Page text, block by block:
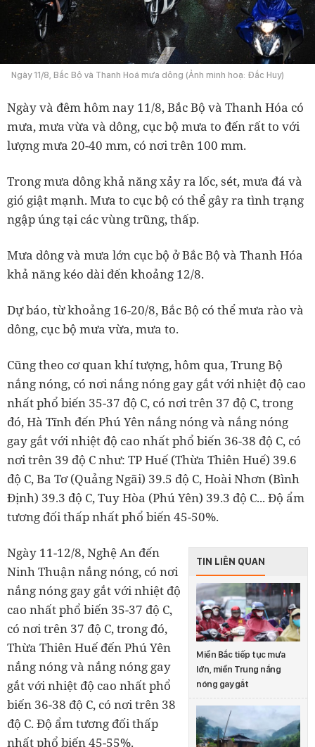
Ngày 11/8, Bắc Bộ và Thanh Hoá mưa dông (Ảnh minh hoạ: Đắc Huy)
Ngày và đêm hôm nay 11/8, Bắc Bộ và Thanh Hóa có
mưa, mưa vừa và dông, cục bộ mưa to đến rất to với
lượng mưa 20-40 mm, có nơi trên 100 mm.
Trong mưa dông khả năng xảy ra lốc, sét, mưa đá và
gió giật mạnh. Mưa to cục bộ có thể gây ra tình trạng
ngập úng tại các vùng trũng, thấp.
Mưa dông và mưa lớn cục bộ ở Bắc Bộ và Thanh Hóa
khả năng kéo dài đến khoảng 12/8.
Dự báo, từ khoảng 16-20/8, Bắc Bộ có thể mưa rào và
dông, cục bộ mưa vừa, mưa to.
Cũng theo cơ quan khí tượng, hôm qua, Trung Bộ
nắng nóng, có nơi nắng nóng gay gắt với nhiệt độ cao
nhất phổ biến 35-37 độ C, có nơi trên 37 độ C, trong
đó, Hà Tĩnh đến Phú Yên nắng nóng và nắng nóng
gay gắt với nhiệt độ cao nhất phổ biến 36-38 độ C, có
nơi trên 39 độ C như: TP Huế (Thừa Thiên Huế) 39.6
độ C, Ba Tơ (Quảng Ngãi) 39.5 độ C, Hoài Nhơn (Bình
Định) 39.3 độ C, Tuy Hòa (Phú Yên) 39.3 độ C... Độ ẩm
tương đối thấp nhất phổ biến 45-50%.
TIN LIÊN QUAN
Miền Bắc tiếp tục mưa
lớn, miền Trung nắng
nóng gay gắt
Ngày 11-12/8, Nghệ An đến
Ninh Thuận nắng nóng, có nơi
nắng nóng gay gắt với nhiệt độ
cao nhất phổ biến 35-37 độ C,
có nơi trên 37 độ C, trong đó,
Thừa Thiên Huế đến Phú Yên
nắng nóng và nắng nóng gay
gắt với nhiệt độ cao nhất phổ
biến 36-38 độ C, có nơi trên 38
độ C. Độ ẩm tương đối thấp
nhất phổ biến 45-55%.